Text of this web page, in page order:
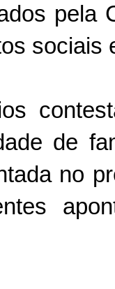
pela
sociais
de
no